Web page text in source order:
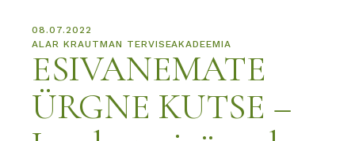
08.07.2022
ALAR KRAUTMAN TERVISEAKADEEMIA
ESIVANEMATE
ÜRGNE KUTSE –